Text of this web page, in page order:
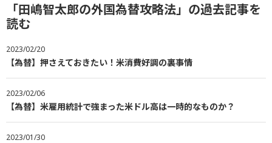
「田嶋智太郎の外国為替攻略法」の過去記事を
読む
2023/02/20
【為替】押さえておきたい！米消費好調の裏事情
2023/02/06
【為替】米雇用統計で強まった米ドル高は一時的なものか？
2023/01/30